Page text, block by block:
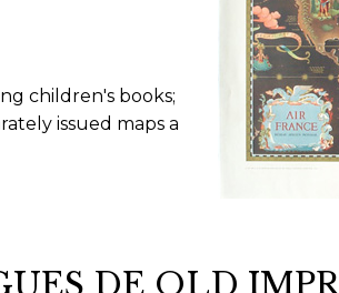
children's books;
issued maps a